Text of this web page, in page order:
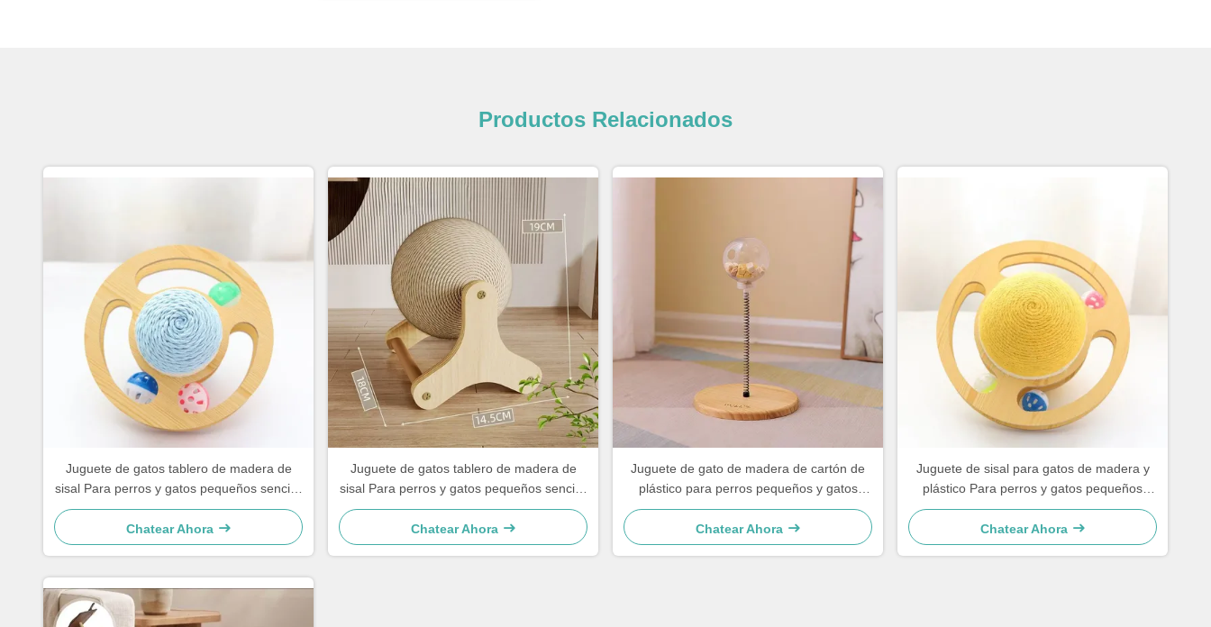
Productos Relacionados
Juguete de gatos tablero de madera de
sisal Para perros y gatos pequeños sencillo
y práctico
Chatear Ahora
Juguete de gatos tablero de madera de
sisal Para perros y gatos pequeños sencillo
y práctico
Chatear Ahora
Juguete de gato de madera de cartón de
plástico para perros pequeños y gatos
sencillo y práctico
Chatear Ahora
Juguete de sisal para gatos de madera y
plástico Para perros y gatos pequeños
sencillo y práctico
Chatear Ahora